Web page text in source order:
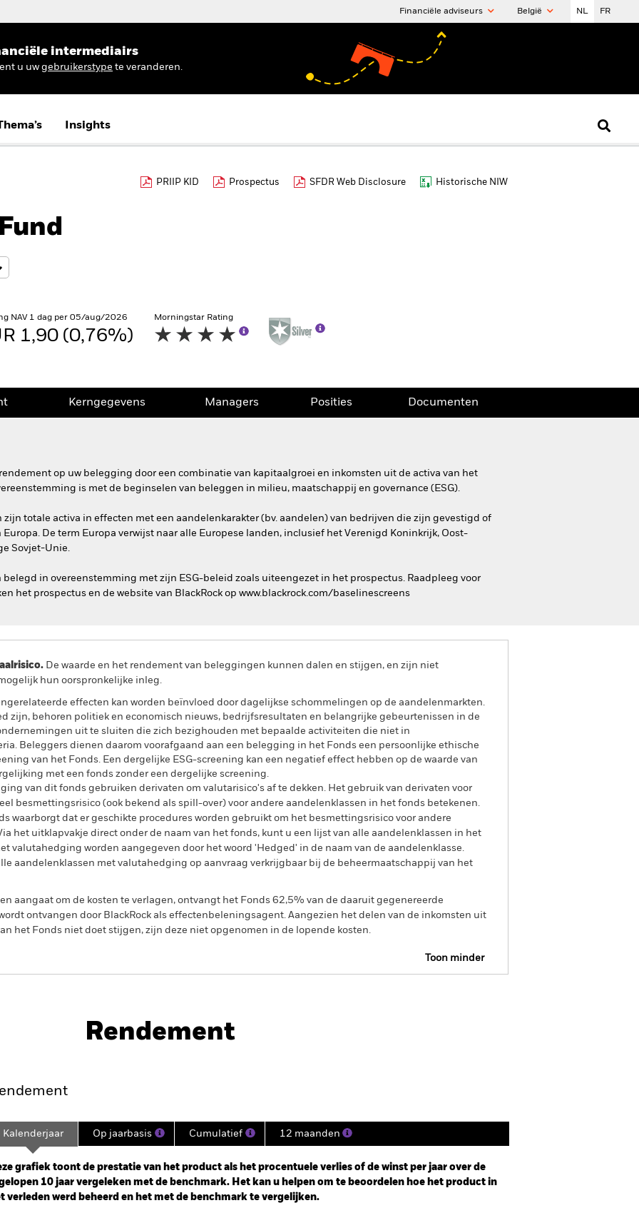
Financiële adviseurs België NL FR
intermediairs
u uw gebruikerstype te veranderen.
Insights
PRIIP KID Prospectus SFDR Web Disclosure Historische NIW
NAV 1 dag per 05/aug/2026
1,90 (0,76%)
Morningstar Rating
Kerngegevens Managers Posities Documenten
op uw belegging door een combinatie van kapitaalgroei en inkomsten uit de activa van het
is met de beginselen van beleggen in milieu, maatschappij en governance (ESG).
totale activa in effecten met een aandelenkarakter (bv. aandelen) van bedrijven die zijn gevestigd of
De term Europa verwijst naar alle Europese landen, inclusief het Verenigd Koninkrijk, Oost-
Sovjet-Unie.
belegd in overeenstemming met zijn ESG-beleid zoals uiteengezet in het prospectus. Raadpleeg voor
het prospectus en de website van BlackRock op www.blackrock.com/baselinescreens
De waarde en het rendement van beleggingen kunnen dalen en stijgen, en zijn niet
hun oorspronkelijke inleg.
effecten kan worden beïnvloed door dagelijkse schommelingen op de aandelenmarkten.
zijn, behoren politiek en economisch nieuws, bedrijfsresultaten en belangrijke gebeurtenissen in de
uit te sluiten die zich bezighouden met bepaalde activiteiten die niet in
Beleggers dienen daarom voorafgaand aan een belegging in het Fonds een persoonlijke ethische
van het Fonds. Een dergelijke ESG-screening kan een negatief effect hebben op de waarde van
met een fonds zonder een dergelijke screening.
van dit fonds gebruiken derivaten om valutarisico's af te dekken. Het gebruik van derivaten voor
besmettingsrisico (ook bekend als spill-over) voor andere aandelenklassen in het fonds betekenen.
waarborgt dat er geschikte procedures worden gebruikt om het besmettingsrisico voor andere
het uitklapvakje direct onder de naam van het fonds, kunt u een lijst van alle aandelenklassen in het
valutahedging worden aangegeven door het woord 'Hedged' in de naam van de aandelenklasse.
aandelenklassen met valutahedging op aanvraag verkrijgbaar bij de beheermaatschappij van het
aangaat om de kosten te verlagen, ontvangt het Fonds 62,5% van de daaruit gegenereerde
ontvangen door BlackRock als effectenbeleningsagent. Aangezien het delen van de inkomsten uit
het Fonds niet doet stijgen, zijn deze niet opgenomen in de lopende kosten.
Toon minder
Kerngegevens Managers
Rendement
2006-04-01 00:00:00 to 2026-07-31 00:00:00.
-240 to 480.
Kalenderjaar Op jaarbasis Cumulatief 12 maanden
grafiek toont de prestatie van het product als het procentuele verlies of de winst per jaar over de
10 jaar vergeleken met de benchmark. Het kan u helpen om te beoordelen hoe het product in
verleden werd beheerd en het met de benchmark te vergelijken.